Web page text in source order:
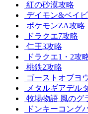
紅の砂漠攻略
デイモン&ベイ
ポケモンZA攻略
ドラクエ7攻略
仁王3攻略
ドラクエ1・2攻
桃鉄2攻略
ゴーストオブヨ
メタルギアデル
牧場物語 風のグ
ドンキーコング